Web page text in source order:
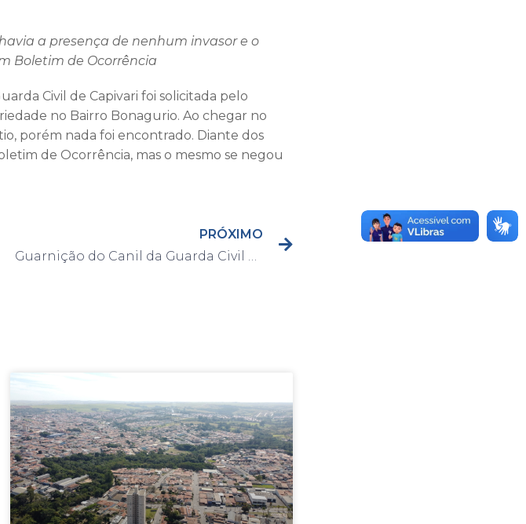
a presença de nenhum invasor e o
Boletim de Ocorrência
Civil de Capivari foi solicitada pelo
no Bairro Bonagurio. Ao chegar no
porém nada foi encontrado. Diante dos
de Ocorrência, mas o mesmo se negou
PRÓXIMO
Guarnição do Canil da Guarda Civil de Capivari localiza drogas em bairro da cidade